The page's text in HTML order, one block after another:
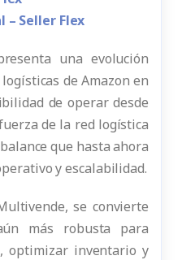
– Seller Flex
una evolución
de Amazon en
de operar desde
de la red logística
que hasta ahora
y escalabilidad.
se convierte
más robusta para
optimizar inventario y